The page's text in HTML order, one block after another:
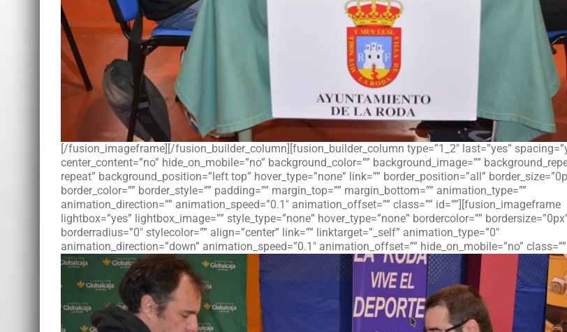
[/fusion_imageframe][/fusion_builder_column][fusion_builder_column type=”1_2″ last=”yes”
center_content=”no” hide_on_mobile=”no” background_color=”” background_image=””
repeat” background_position=”left top” hover_type=”none” link=”” border_position=”all”
border_color=”” border_style=”” padding=”” margin_top=”” margin_bottom=”” animation_type=””
animation_direction=”” animation_speed=”0.1″ animation_offset=”” class=”” id=””][fusion_imageframe
lightbox=”yes” lightbox_image=”” style_type=”none” hover_type=”none” bordercolor=””
borderradius=”0″ stylecolor=”” align=”center” link=”” linktarget=”_self” animation_type=”0″
animation_direction=”down” animation_speed=”0.1″ animation_offset=”” hide_on_mobile=”no” class=””